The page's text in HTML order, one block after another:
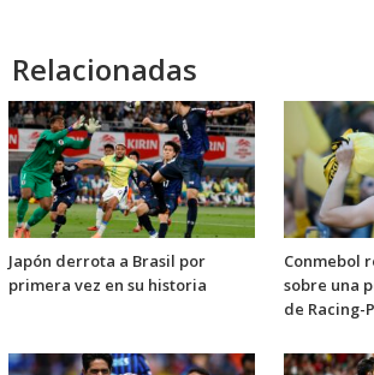
Relacionadas
Japón derrota a Brasil por
primera vez en su historia
Conmebol
sobre una
de Racing-